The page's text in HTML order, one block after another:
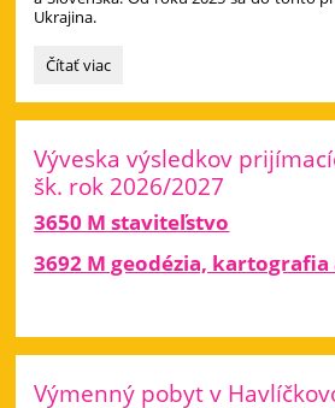
Ukrajina.
Visegrad
Čítať viac
Výveska výsledkov
šk. rok 2026/2027
3650 M staviteľstvo
3692 M geodézia,
Výmenný pobyt v